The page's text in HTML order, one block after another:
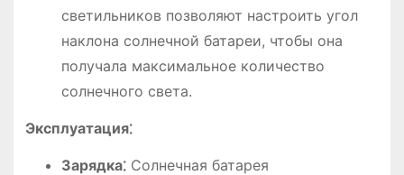
светильников позволяют настроить угол
наклона солнечной батареи, чтобы она
получала максимальное количество
солнечного света.
Эксплуатация⁚
Зарядка⁚Солнечная батарея